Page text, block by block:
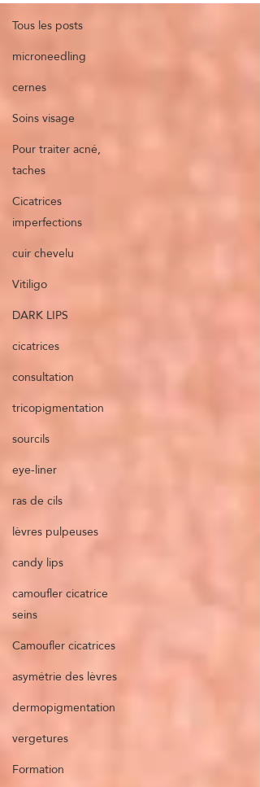
Tous les posts
microneedling
cernes
Soins visage
Pour traiter acné,
taches
Cicatrices
imperfections
cuir chevelu
Vitiligo
DARK LIPS
cicatrices
consultation
tricopigmentation
sourcils
eye-liner
ras de cils
lèvres pulpeuses
candy lips
camoufler cicatrice
seins
Camoufler cicatrices
asymétrie des lèvres
dermopigmentation
vergetures
Formation